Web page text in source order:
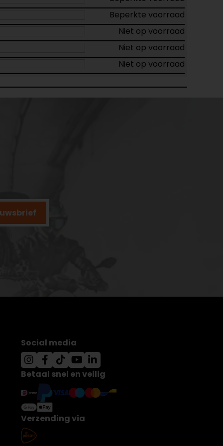
Beperkte voorraad
Niet op voorraad
Niet op voorraad
Niet op voorraad
Social media
Betaal snel en veilig
Verzending via